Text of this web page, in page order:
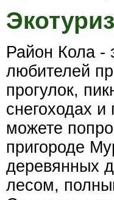
Район Кола -
любителей
прогулок,
снегоходах
можете
пригороде
деревянных
лесом,